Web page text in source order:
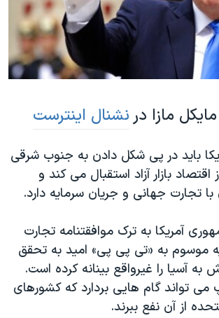
آمریکا ۲۰۲۴
به اسرائیل
دادخواهی
۹۸
کادر رهبری ایران
۹۸
مازا در نشنال اینترست
باید در پی شکل دادن به جنوب شرقی
بازار آزاد استقبال می کند و
تجارت جهانی و جریان سرمایه دارد.
آمریکا به ترک موافقتنامه تجارت
موسوم به «تی پی پی» امید به تحقق
آسیا را غیرواقع بینانه کرده است.
می تواند گام هایی بردارد که کشورهای
از آن نفع ببرند.